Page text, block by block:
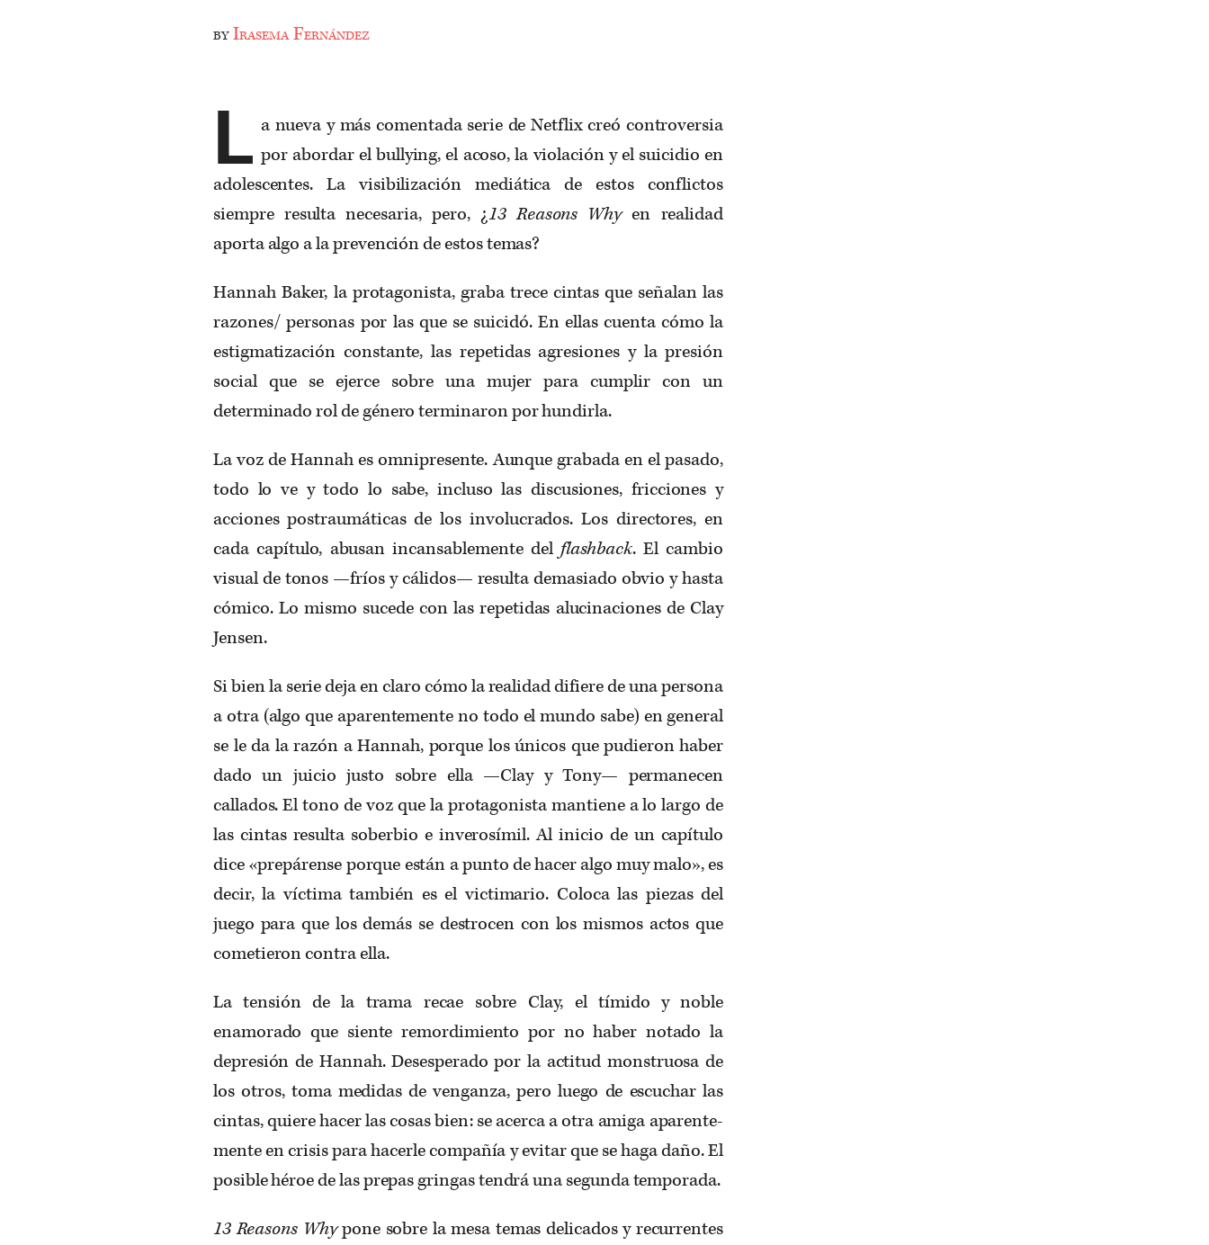
byIrasema Fernández
L a nueva y más comentada serie de Netflix creó controversia
por abordar el bullying, el acoso, la violación y el suicidio en
adolescentes. La visibilización mediática de estos conflictos
siempre resulta necesaria, pero, ¿13 Reasons Whyen realidad
aporta algo a la prevención de estos temas?
Hannah Baker, la protagonista, graba trece cintas que señalan las
razones/ personas por las que se suicidó. En ellas cuenta cómo la
estigmatización constante, las repetidas agresiones y la presión
social que se ejerce sobre una mujer para cumplir con un
determinado rol de género terminaron por hundirla.
La voz de Hannah es omnipresente. Aunque grabada en el pasado,
todo lo ve y todo lo sabe, incluso las discusiones, fricciones y
acciones postraumáticas de los involucrados. Los directores, en
cada capítulo, abusan incansablemente del flashback. El cambio
visual de tonos —fríos y cálidos— resulta demasiado obvio y hasta
cómico. Lo mismo sucede con las repetidas alucinaciones de Clay
Jensen.
Si bien la serie deja en claro cómo la realidad difiere de una persona
a otra (algo que aparentemente no todo el mundo sabe) en general
se le da la razón a Hannah, porque los únicos que pudieron haber
dado un juicio justo sobre ella —Clay y Tony— permanecen
callados. El tono de voz que la protagonista mantiene a lo largo de
las cintas resulta soberbio e inverosímil. Al inicio de un capítulo
dice «prepárense porque están a punto de hacer algo muy malo», es
decir, la víctima también es el victimario. Coloca las piezas del
juego para que los demás se destrocen con los mismos actos que
cometieron contra ella.
La tensión de la trama recae sobre Clay, el tímido y noble
enamorado que siente remordimiento por no haber notado la
depresión de Hannah. Desesperado por la actitud monstruosa de
los otros, toma medidas de venganza, pero luego de escuchar las
cintas, quiere hacer las cosas bien: se acerca a otra amiga aparente-
mente en crisis para hacerle compañía y evitar que se haga daño. El
posible héroe de las prepas gringas tendrá una segunda temporada.
13 Reasons Whypone sobre la mesa temas delicados y recurrentes